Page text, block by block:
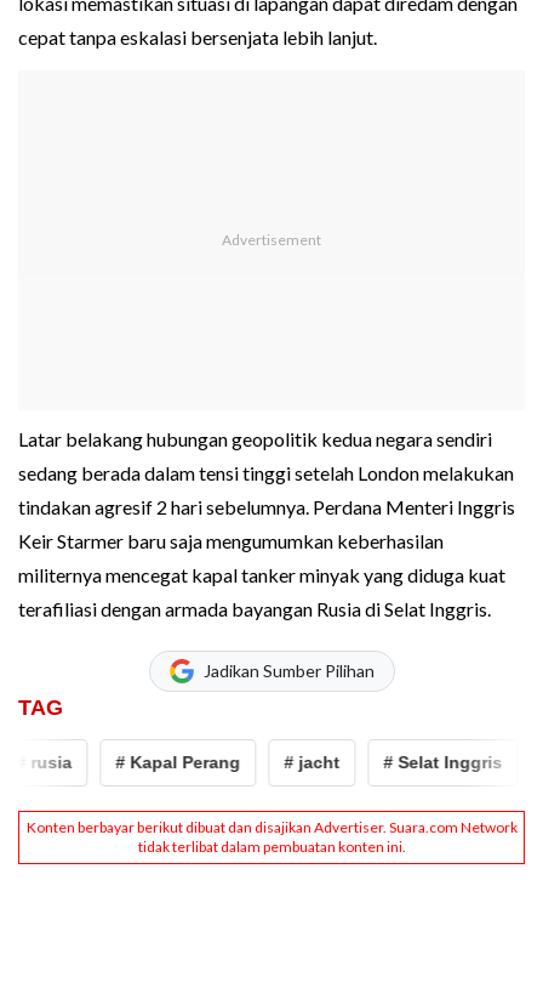
cepat tanpa eskalasi bersenjata lebih lanjut.
Latar belakang hubungan geopolitik kedua negara sendiri
sedang berada dalam tensi tinggi setelah London melakukan
tindakan agresif 2 hari sebelumnya. Perdana Menteri Inggris
Keir Starmer baru saja mengumumkan keberhasilan
militernya mencegat kapal tanker minyak yang diduga kuat
terafiliasi dengan armada bayangan Rusia di Selat Inggris.
Jadikan Sumber Pilihan
TAG
rusia # Kapal Perang # jacht # Selat Inggris